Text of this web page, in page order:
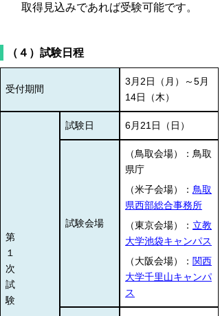
取得見込みであれば受験可能です。
（４）試験日程
受付期間
3月2日（月）～5月
14日（木）
第
１
次
試
験
試験日 6月21日（日）
試験会場
（鳥取会場）：鳥取
県庁
（米子会場）： 鳥取
県西部総合事務所
（東京会場）： 立教
大学池袋キャンパス
（大阪会場）： 関西
大学千里山キャンパ
ス